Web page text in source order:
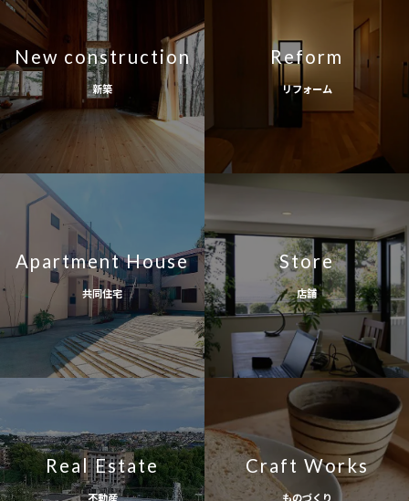
New construction
新築
Reform
リフォーム
Apartment House
共同住宅
Store
店舗
Real Estate
不動産
Craft Works
ものづくり